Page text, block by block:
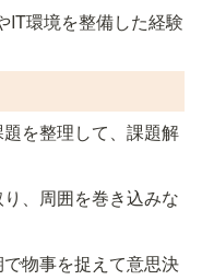
IT環境を整備した経験
を整理して、課題解
、周囲を巻き込みな
物事を捉えて意思決